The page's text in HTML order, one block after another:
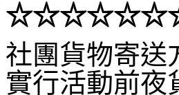
☆☆☆☆☆☆
社團貨物寄送
實行活動前夜